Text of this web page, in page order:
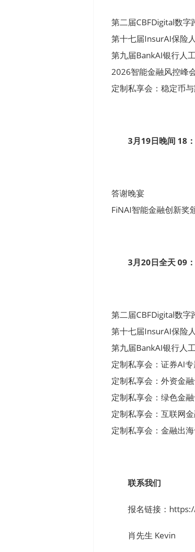
第二届CBFDigital数字
第十七届InsurAI保险
第九届BankAI银行人
2026智能金融风控峰
定制私享会：稳定币
3月19日晚间 18
答谢晚宴
FiNAI智能金融创新奖
3月20日全天 09
第二届CBFDigital数字
第十七届InsurAI保险
第九届BankAI银行人
定制私享会：证券AI
定制私享会：外资金
定制私享会：绿色金
定制私享会：互联网
定制私享会：金融出
联系我们
报名链接：
肖先生 Kevin